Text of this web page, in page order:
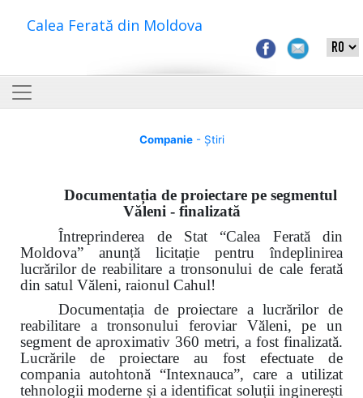
Calea Ferată din Moldova
Companie- Știri
Documentația de proiectare pe segmentul
Văleni - finalizată
Întreprinderea de Stat “Calea Ferată din
Moldova” anunță licitație pentru îndeplinirea
lucrărilor de reabilitare a tronsonului de cale ferată
din satul Văleni, raionul Cahul!
Documentația de proiectare a lucrărilor de
reabilitare a tronsonului feroviar Văleni, pe un
segment de aproximativ 360 metri, a fost finalizată.
Lucrările de proiectare au fost efectuate de
compania autohtonă “Intexnauca”, care a utilizat
tehnologii moderne și a identificat soluții inginerești